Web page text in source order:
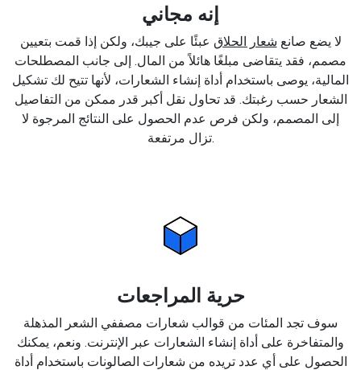
إنه مجاني
لا يضع صانع شعار الحلاق عبئًا على جيبك، ولكن إذا قمت بتعيين
مصمم، فقد يتقاضى مبلغًا هائلاً من المال. إلى جانب المصطلحات
المالية، يوصى باستخدام أداة إنشاء الشعارات، لأنها تتيح لك تشكيل
الشعار حسب رغبتك. قد تحاول نقل أكبر قدر ممكن من التفاصيل
إلى المصمم، ولكن فرص عدم الحصول على النتائج المرجوة لا
تزال مرتفعة.
حرية المراجعات
سوف تجد المئات من قوالب شعارات مصففي الشعر المذهلة
والمتفاخرة على أداة إنشاء الشعارات عبر الإنترنت. ونعم، يمكنك
الحصول على أي عدد تريده من شعارات الصالونات باستخدام أداة